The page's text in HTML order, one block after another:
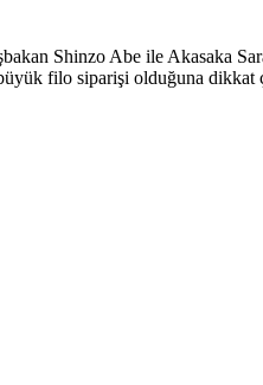
Shinzo Abe ile Akasaka
filo siparişi olduğuna